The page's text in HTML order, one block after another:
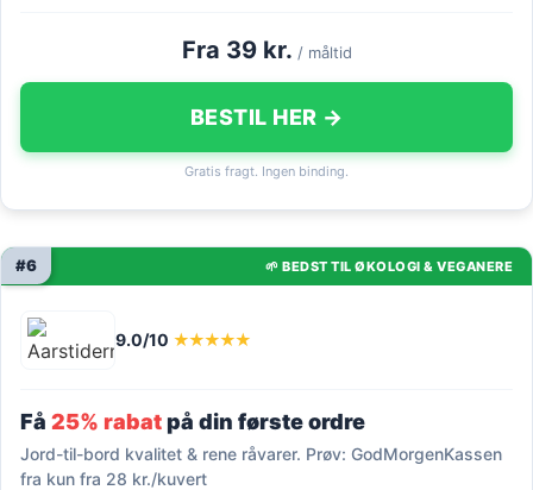
Fra 39 kr. / måltid
BESTIL HER →
Gratis fragt. Ingen binding.
🌱 BEDST TIL ØKOLOGI & VEGANERE
#6
9.0/10 ★★★★★
Få 25% rabatpå din første ordre
Jord-til-bord kvalitet & rene råvarer. Prøv: GodMorgenKassen
fra kun fra 28 kr./kuvert